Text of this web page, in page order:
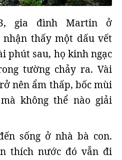
gia đình Martin ở
nhận thấy một dấu vết
phút sau, họ kinh ngạc
tường chảy ra. Vài
nên ẩm thấp, bốc mùi
không thể nào giải
sống ở nhà bà con.
thích nước đó vẫn đi